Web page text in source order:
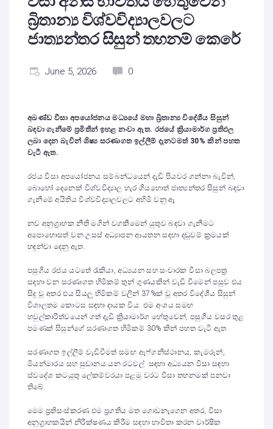
බ්‍රිතාන්‍ය විශ්වවිද්‍යාලවලට
ජාත්‍යන්තර සිසුන් තහනම් කෙරේ
June 5, 2026 0
අඛණ්ඩ වීසා අපයෝජනය මධ්‍යයේ මහා බ්‍රිතාන්‍ය විදේශීය සිසුන්
බඳවා ගැනීමේ ප්‍රමිතීන් ඉහළ නංවා ඇත. රජයේ ක්‍රියාමාර්ග ප්‍රතිඵල
ලබා දෙන බැවින් ශිෂ්‍ය සරණාගත ඉල්ලීම් දැනටමත් 30% කින් පහත
වැටී ඇත.
රජය වීසා අපයෝජනය සම්බන්ධයෙන් දැඩි පියවර ගන්නා බැවින්,
බොහෝ දෙනෙක් විශ්වවිද්‍යාල හැර ගියහොත් ජාත්‍යන්තර සිසුන් බඳවා
ගැනීමේ අයිතිය විශ්වවිද්‍යාලවලට අහිමි වනු ඇ
නව අනුග්‍රාහක නීති මගින් වගකීමෙන් යුතුව බඳවා ගැනීමට
අපොහොසත් වන උසස් අධ්‍යාපන ආයතන සඳහා දඬුවම් ක්‍රමයක්
හඳුන්වා දෙනු ඇත.
පසුගිය රජය යටතේ රැකියා, අධ්‍යයන සහ සංචාරක වීසා බලපත්‍ර
සඳහා වන සරණාගත හිමිකම් තුන් ගුණයකින් වැඩි වීමෙන් පසුව එය
සිදු වූ අතර එය සියලු හිමිකම් වලින් 37%ක් වූ අතර විදේශීය සිසුන්
විශාලතම කොටස සඳහා දායක විය. එම අංශය සමඟ
හවුල්කාරිත්වයෙන් ගත් දැඩි ක්‍රියාමාර්ග හේතුවෙන්, පසුගිය වසර තුළ
පමණක් සිසුන්ගේ සරණාගත හිමිකම් 30% කින් පහත වැටී ඇත.
සරණාගත ඉල්ලීම් වැඩිවීමත් සමඟ ඇෆ්ගනිස්ථානය, කැමරූන්,
මියන්මාරය සහ සුඩානය යන රටවල් සඳහා අධ්‍යයන වීසා සඳහා
ස්වදේශ කටයුතු ලේකම්වරයා පළමු වරට වීසා තහනමක් පනවා
තිබේ.
මෙම ප්‍රතිසංස්කරණ එම ප්‍රගතිය මත ගොඩනැගෙන අතර, වීසා
අනුග්‍රාහකයින් නිරීක්ෂණය කිරීම සඳහා භාවිතා කරන වාර්ෂික